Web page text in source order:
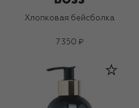
Хлопковая бейсболка
7 350 ₽